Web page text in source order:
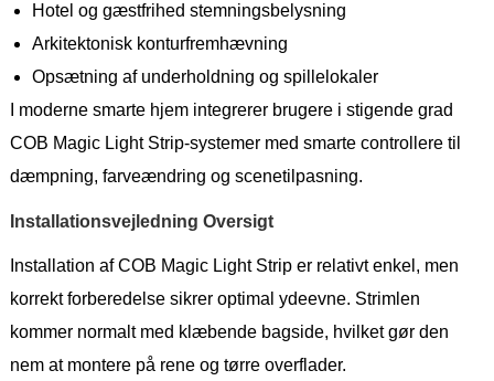
Hotel og gæstfrihed stemningsbelysning
Arkitektonisk konturfremhævning
Opsætning af underholdning og spillelokaler
I moderne smarte hjem integrerer brugere i stigende grad
COB Magic Light Strip-systemer med smarte controllere til
dæmpning, farveændring og scenetilpasning.
Installationsvejledning Oversigt
Installation af COB Magic Light Strip er relativt enkel, men
korrekt forberedelse sikrer optimal ydeevne. Strimlen
kommer normalt med klæbende bagside, hvilket gør den
nem at montere på rene og tørre overflader.